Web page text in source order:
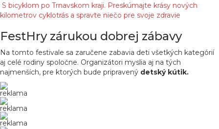
S bicyklom po Trnavskom kraji. Preskúmajte krásy nových
kilometrov cyklotrás a spravte niečo pre svoje zdravie
FestHry zárukou dobrej zábavy
Na tomto festivale sa zaručene zabavia deti všetkých kategórií
aj celé rodiny spoločne. Organizátori myslia aj na tých
najmenších, pre ktorých bude pripravený detský kútik.
reklama
reklama
reklama